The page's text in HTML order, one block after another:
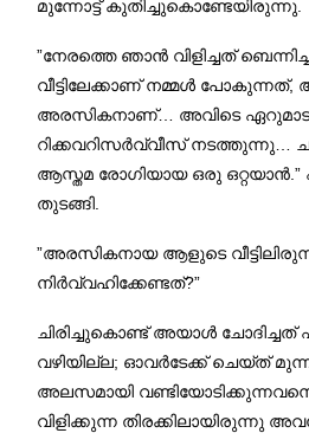
മുന്നോട്ട് കുതിച്ചുകൊണ്ടേയിരുന്നു.
”നേരത്തെ ഞാൻ വിളിച്ചത്
വീട്ടിലേക്കാണ് നമ്മൾ
അരസികനാണ്… അവിടെ
റിക്കവറിസർവ്വീസ് നടത്തുന്നു…
ആസ്തമ രോഗിയായ ഒരു ഒറ്റയാൻ.”
തുടങ്ങി.
”അരസികനായ ആളുടെ
നിർവ്വഹിക്കേണ്ടത്?”
ചിരിച്ചുകൊണ്ട് അയാൾ
വഴിയില്ല; ഓവർടേക്ക് ചെയ്ത്
അലസമായി
വിളിക്കുന്ന തിരക്കിലായിരുന്നു